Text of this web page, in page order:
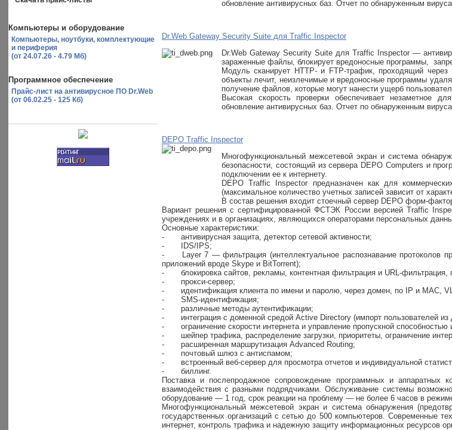
Компьютеры и оборудование
Компьютеры, ноутбуки, комплектующие
и периферия
(от 24.07.26 - 4.79 Мб)
Программное обеспечение
Прайс-лист на антивирусное ПО Dr.Web
(от 06.02.25 - 125 Кб)
обновление антивирусных баз. Отчет по обнаруженным
Dr.Web Gateway Security Suite для Traffic Inspector
Dr.Web Gateway Security Suite для Traffic Inspector —
зараженные файлы, блокирует вредоносные программы,
Модуль сканирует HTTP- и FTP-трафик, проходящий
объекты лечит, неизлечимые и вредоносные программы
получение файлов, которые могут нанести ущерб
Высокая скорость проверки обеспечивает незаметное
обновление антивирусных баз. Отчет по обнаруженным
DEPO Traffic Inspector
Многофункциональный межсетевой экран и система
безопасности, состоящий из сервера DEPO Computers и
подключении ее к интернету.
DEPO Traffic Inspector предназначен как для
(максимальное количество учетных записей зависит от
В состав решения входит стоечный сервер DEPO форм-
Вариант решения с сертифицированной ФСТЭК России версией Traffic
учреждениях и в организациях, являющихся операторами персональных
Основные характеристики:
-
антивирусная защита, детектор сетевой активности;
-
IDS/IPS;
-
Layer 7 — фильтрация (интеллектуальное распознавание протоколов
приложений вроде Skype и BitTorrent);
-
блокировка сайтов, рекламы, контентная фильтрация и URL-
-
прокси-сервер;
-
идентификация клиента по имени и паролю, через домен, по IP и MAC,
-
SMS-идентификация;
-
различные методы аутентификации;
-
интеграция с доменной средой Active Directory (импорт пользователей из
-
ограничение скорости интернета и управление пропускной
-
шейпер трафика, распределение загрузки, приоритеты, ограничение
-
расширенная маршрутизация Advanced Routing;
-
почтовый шлюз с антиспамом;
-
встроенный веб-сервер для просмотра отчетов и индивидуальной
-
биллинг.
Поставка и послепродажное сопровождение программных и аппаратных
взаимодействия с разными подрядчиками. Обслуживание системы
оборудование — 1 год, срок реакции на проблему — не более 6 часов в
Многофункциональный межсетевой экран и система обнаружения
государственных организаций с сетью до 500 компьютеров. Современные
интернет, контроль трафика и надежную защиту информационных ресурсов